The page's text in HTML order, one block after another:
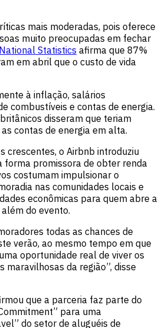
mais moderadas, pois oferece
muito preocupadas em fechar
Statistics afirma que 87%
em abril que o custo de vida
à inflação, salários
combustíveis e contas de energia.
disseram que teriam
contas de energia em alta.
crescentes, o Airbnb introduziu
forma promissora de obter renda
costumam impulsionar o
nas comunidades locais e
econômicas para quem abre a
do evento.
todas as chances de
verão, ao mesmo tempo em que
oportunidade real de viver os
maravilhosas da região”, disse
que a parceria faz parte do
para uma
do setor de aluguéis de